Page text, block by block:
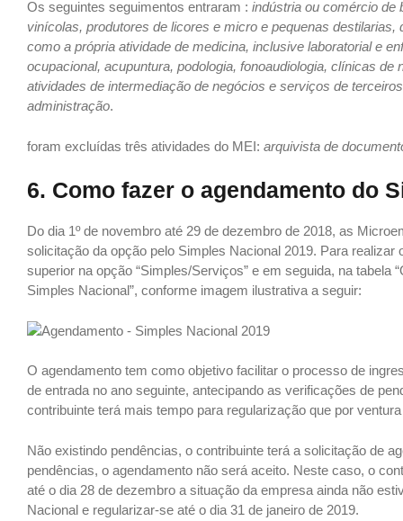
Os seguintes seguimentos entraram : indústria ou comércio de
vinícolas, produtores de licores e micro e pequenas
como a própria atividade de medicina, inclusive laboratorial e
ocupacional, acupuntura, podologia, fonoaudiologia, clínicas
atividades de intermediação de negócios e serviços de
administração.
foram excluídas três atividades do MEI: arquivista de
6. Como fazer o agendamento do
Do dia 1º de novembro até 29 de dezembro de 2018, as
solicitação da opção pelo Simples Nacional 2019. Para
superior na opção “Simples/Serviços” e em seguida, na tabela
Simples Nacional”, conforme imagem ilustrativa a seguir:
O agendamento tem como objetivo facilitar o processo de
de entrada no ano seguinte, antecipando as verificações de
contribuinte terá mais tempo para regularização que por
Não existindo pendências, o contribuinte terá a solicitação de
pendências, o agendamento não será aceito. Neste caso, o
até o dia 28 de dezembro a situação da empresa ainda não
Nacional e regularizar-se até o dia 31 de janeiro de 2019.